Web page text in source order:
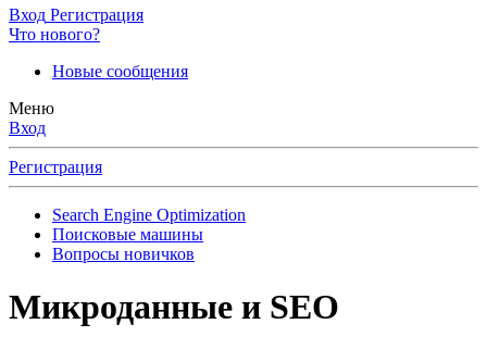
Вход Регистрация
Что нового?
Новые сообщения
Меню
Вход
Регистрация
Search Engine Optimization
Поисковые машины
Вопросы новичков
Микроданные и SEO